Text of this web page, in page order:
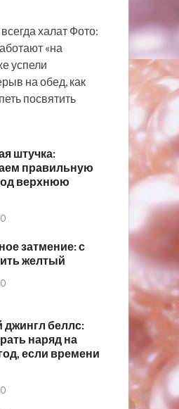
халат Фото:
«на
успели
на обед, как
посвятить
штучка:
правильную
верхнюю
затмение: с
желтый
беллс:
наряд на
если времени